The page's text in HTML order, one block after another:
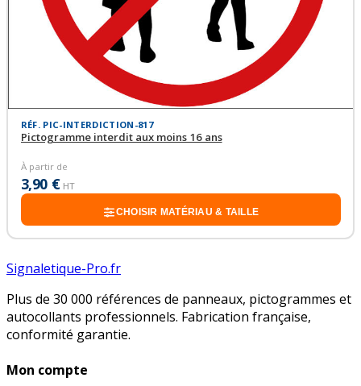
RÉF. PIC-INTERDICTION-817
Pictogramme interdit aux moins 16 ans
À partir de
3,90 € HT
CHOISIR MATÉRIAU & TAILLE
Signaletique-Pro.fr
Plus de 30 000 références de panneaux, pictogrammes et
autocollants professionnels. Fabrication française,
conformité garantie.
Mon compte